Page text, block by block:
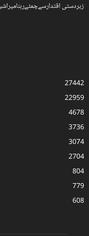
زبردستی
27442
22959
4678
3736
3074
2704
804
779
608